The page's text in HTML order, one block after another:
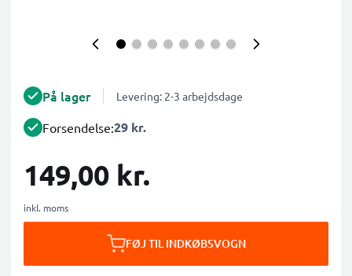
På lager Levering: 2-3 arbejdsdage
Forsendelse:29 kr.
149,00 kr.
inkl. moms
FØJ TIL INDKØBSVOGN